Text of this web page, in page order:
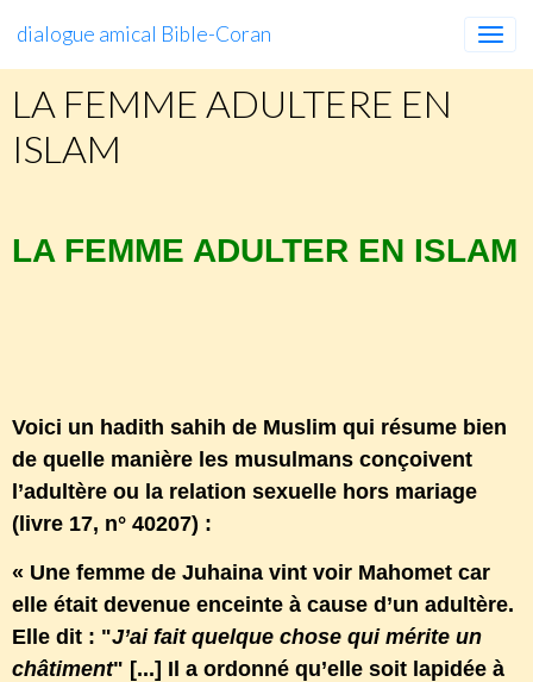
dialogue amical Bible-Coran
LA FEMME ADULTERE EN
ISLAM
LA FEMME ADULTER EN ISLAM
Voici un hadith sahih de Muslim qui résume bien
de quelle manière les musulmans conçoivent
l’adultère ou la relation sexuelle hors mariage
(livre 17, n° 40207) :
« Une femme de Juhaina vint voir Mahomet car
elle était devenue enceinte à cause d’un adultère.
Elle dit : "J’ai fait quelque chose qui mérite un
châtiment" [...] Il a ordonné qu’elle soit lapidée à